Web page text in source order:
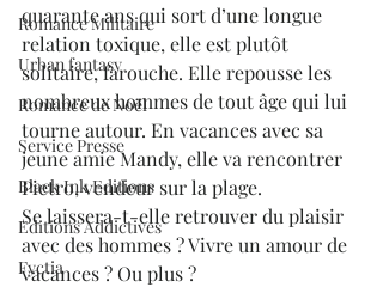
Romance Militaire
Urban fantasy
Romance de Noël
Service Presse
Black Ink Editions
Editions Addictives
Fyctia
quarante ans qui sort d’une longue
relation toxique, elle est plutôt
solitaire, farouche. Elle repousse les
nombreux hommes de tout âge qui lui
tourne autour. En vacances avec sa
jeune amie Mandy, elle va rencontrer
Pietro, vendeur sur la plage.
Se laissera-t-elle retrouver du plaisir
avec des hommes ? Vivre un amour de
vacances ? Ou plus ?